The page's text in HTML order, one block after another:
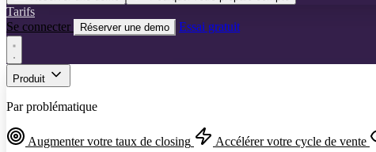
Tarifs
Se connecter
Réserver une demo Essai gratuit
Produit
Par problématique
Augmenter votre taux de closing Accélérer votre cycle de vente